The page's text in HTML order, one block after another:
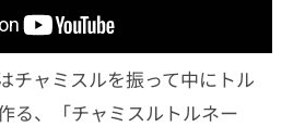
チャミスルを振って中にトル
る、「チャミスルトルネー